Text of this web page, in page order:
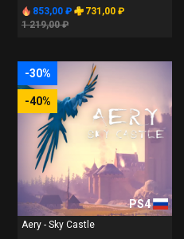
853,00 ₽
731,00 ₽
1 219,00 ₽
-30%
-40%
PS4
Aery - Sky Castle